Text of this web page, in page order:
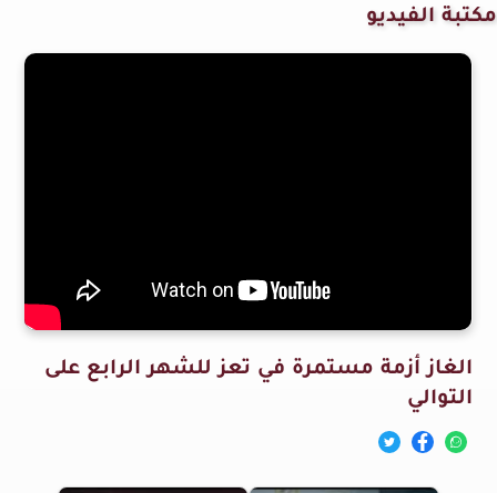
مكتبة الفيديو
الغاز أزمة مستمرة في تعز للشهر الرابع على
التوالي